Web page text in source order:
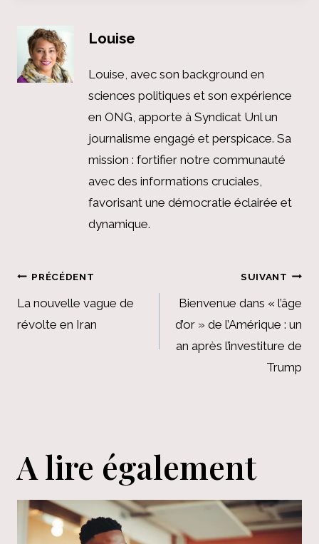
Louise
Louise, avec son background en
sciences politiques et son expérience
en ONG, apporte à Syndicat Unl un
journalisme engagé et perspicace. Sa
mission : fortifier notre communauté
avec des informations cruciales,
favorisant une démocratie éclairée et
dynamique.
Navigation
de
PRÉCÉDENT
La nouvelle vague de
révolte en Iran
SUIVANT
Bienvenue dans « l’âge
d’or » de l’Amérique : un
an après l’investiture de
Trump
A lire également